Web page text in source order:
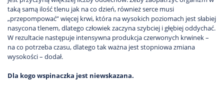
taką samą ilość tlenu jak na co dzień, również serce musi
„przepompować” więcej krwi, która na wysokich poziomach jest słabiej
nasycona tlenem, dlatego człowiek zaczyna szybciej i głębiej oddychać.
W rezultacie następuje intensywna produkcja czerwonych krwinek –
na co potrzeba czasu, dlatego tak ważna jest stopniowa zmiana
wysokości – dodał.
Dla kogo wspinaczka jest niewskazana.